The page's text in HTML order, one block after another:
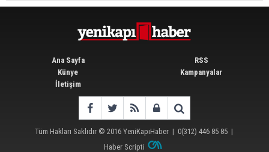
Ana Sayfa
Künye
İletişim
RSS
Kampanyalar
Tüm Hakları Saklıdır © 2016 YeniKapıHaber| 0(312) 446 85 85|
Haber Scripti